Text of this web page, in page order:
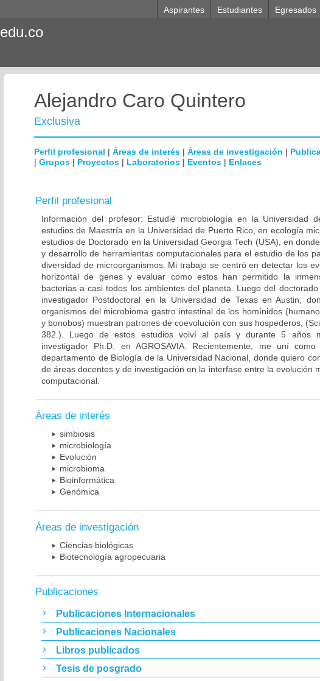
Aspirantes Estudiantes Egresados
Alejandro Caro Quintero
Exclusiva
Perfil profesional | Áreas de interés | Áreas de investigación |
| Grupos | Proyectos | Laboratorios | Eventos | Enlaces
Perfil profesional
Información del profesor: Estudié microbiología en la Universidad
estudios de Maestría en la Universidad de Puerto Rico, en ecología
estudios de Doctorado en la Universidad Georgia Tech (USA), en
y desarrollo de herramientas computacionales para el estudio de los
diversidad de microorganismos. Mi trabajo se centró en detectar los
horizontal de genes y evaluar como estos han permitido la
bacterias a casi todos los ambientes del planeta. Luego del
investigador Postdoctoral en la Universidad de Texas en Austin,
organismos del microbioma gastro intestinal de los homínidos
y bonobos) muestran patrones de coevolución con sus hospederos,
382.). Luego de estos estudios volví al país y durante 5 años
investigador Ph.D. en AGROSAVIA. Recientemente, me uní
departamento de Biología de la Universidad Nacional, donde quiero
de áreas docentes y de investigación en la interfase entre la evolución
computacional.
Áreas de interés
simbiosis
microbiología
Evolución
microbioma
Bioinformática
Genómica
Áreas de investigación
Ciencias biológicas
Biotecnología agropecuaria
Publicaciones
Publicaciones Internacionales
Publicaciones Nacionales
Libros publicados
Tesis de posgrado